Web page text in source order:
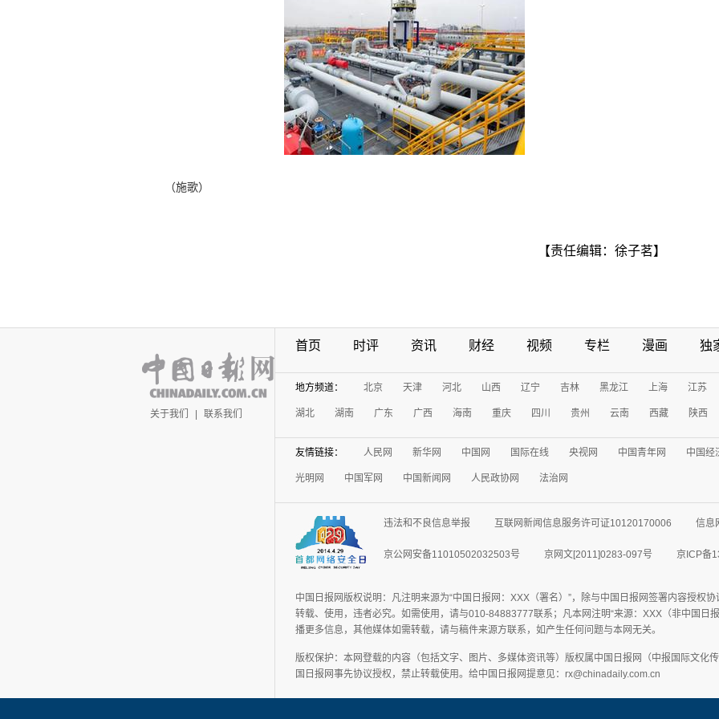
（施歌）
【责任编辑：徐子茗】
关于我们 | 联系我们
首页 时评 资讯 财经 视频 专栏 漫画 独
地方频道： 北京 天津 河北 山西 辽宁 吉林 黑龙江 上海 江苏
湖北 湖南 广东 广西 海南 重庆 四川 贵州 云南 西藏 陕西
友情链接： 人民网 新华网 中国网 国际在线 央视网 中国青年网 中国经
光明网 中国军网 中国新闻网 人民政协网 法治网
违法和不良信息举报 互联网新闻信息服务许可证10120170006 信息
京公网安备11010502032503号 京网文[2011]0283-097号 京ICP备
中国日报网版权说明：凡注明来源为“中国日报网：XXX（署名）”，除与中国日报网签署内容授权
转载、使用，违者必究。如需使用，请与010-84883777联系；凡本网注明“来源：XXX（非中国日
播更多信息，其他媒体如需转载，请与稿件来源方联系，如产生任何问题与本网无关。
版权保护：本网登载的内容（包括文字、图片、多媒体资讯等）版权属中国日报网（中报国际文化
国日报网事先协议授权，禁止转载使用。给中国日报网提意见：rx@chinadaily.com.cn